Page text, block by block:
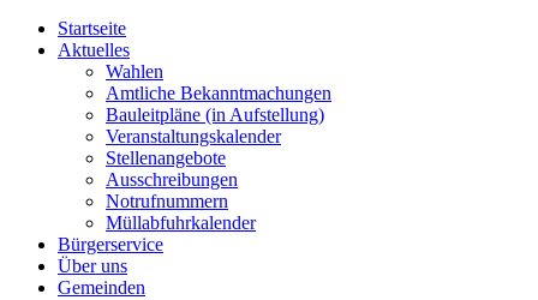
Startseite
Aktuelles
Wahlen
Amtliche Bekanntmachungen
Bauleitpläne (in Aufstellung)
Veranstaltungskalender
Stellenangebote
Ausschreibungen
Notrufnummern
Müllabfuhrkalender
Bürgerservice
Über uns
Gemeinden